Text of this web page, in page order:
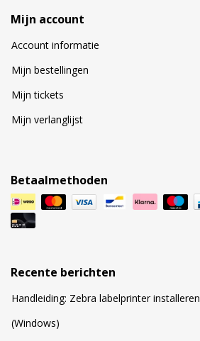
Mijn account
Account informatie
Mijn bestellingen
Mijn tickets
Mijn verlanglijst
Betaalmethoden
Recente berichten
Handleiding: Zebra labelprinter installeren
(Windows)